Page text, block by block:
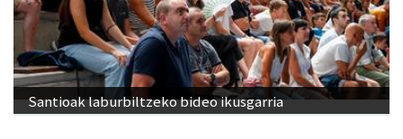
Santioak laburbiltzeko bideo ikusgarria